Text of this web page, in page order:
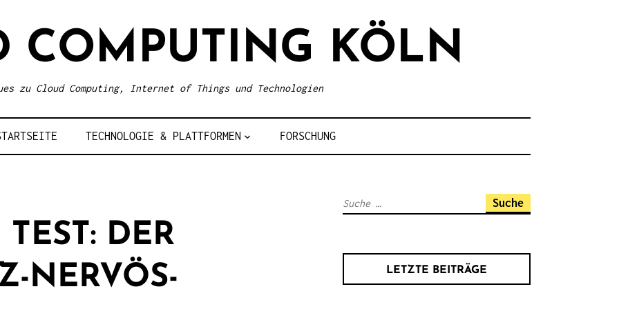
COMPUTING KÖLN
zu Cloud Computing, Internet of Things und Technologien
TECHNOLOGIE & PLATTFORMEN FORSCHUNG
DER
NERVÖS-
S
LETZTE BEITRÄGE